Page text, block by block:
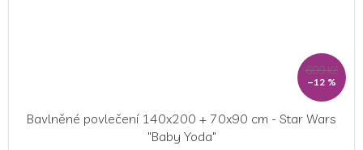
699 Kč
–12 %
Bavlněné povlečení 140x200 + 70x90 cm - Star Wars
"Baby Yoda"